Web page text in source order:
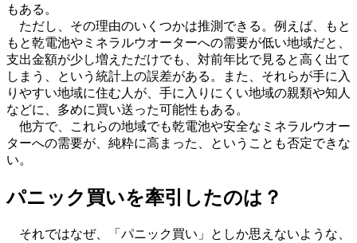
もある。
ただし、その理由のいくつかは推測できる。例えば、もと
もと乾電池やミネラルウオーターへの需要が低い地域だと、
支出金額が少し増えただけでも、対前年比で見ると高く出て
しまう、という統計上の誤差がある。また、それらが手に入
りやすい地域に住む人が、手に入りにくい地域の親類や知人
などに、多めに買い送った可能性もある。
他方で、これらの地域でも乾電池や安全なミネラルウオー
ターへの需要が、純粋に高まった、ということも否定できな
い。
パニック買いを牽引したのは？
それではなぜ、「パニック買い」としか思えないような、